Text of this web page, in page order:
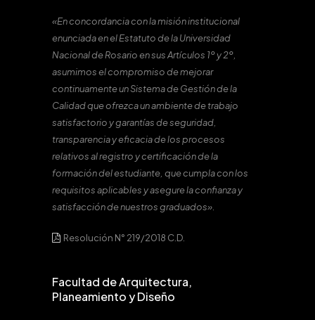
«En concordancia con la misión institucional
enunciada en el Estatuto de la Universidad
Nacional de Rosario en sus Artículos 1º y 2º,
asumimos el compromiso de mejorar
continuamente un Sistema de Gestión de la
Calidad que ofrezca un ambiente de trabajo
satisfactorio y garantías de seguridad,
transparencia y eficacia de los procesos
relativos al registro y certificación de la
formación del estudiante, que cumpla con los
requisitos aplicables y asegure la confianza y
satisfacción de nuestros graduados».
Resolución N° 219/2018 C.D.
Facultad de Arquitectura,
Planeamiento y Diseño